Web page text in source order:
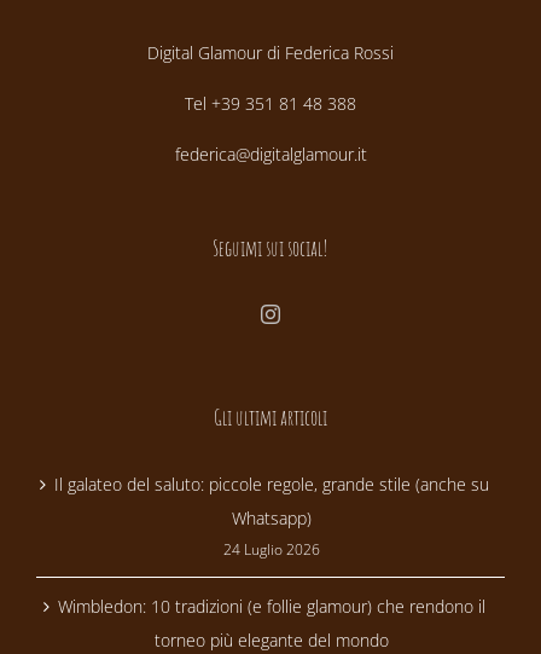
Digital Glamour di Federica Rossi
Tel +39 351 81 48 388
federica@digitalglamour.it
Seguimi sui social!
Gli ultimi articoli
Il galateo del saluto: piccole regole, grande stile (anche su
Whatsapp)
24 Luglio 2026
Wimbledon: 10 tradizioni (e follie glamour) che rendono il
torneo più elegante del mondo